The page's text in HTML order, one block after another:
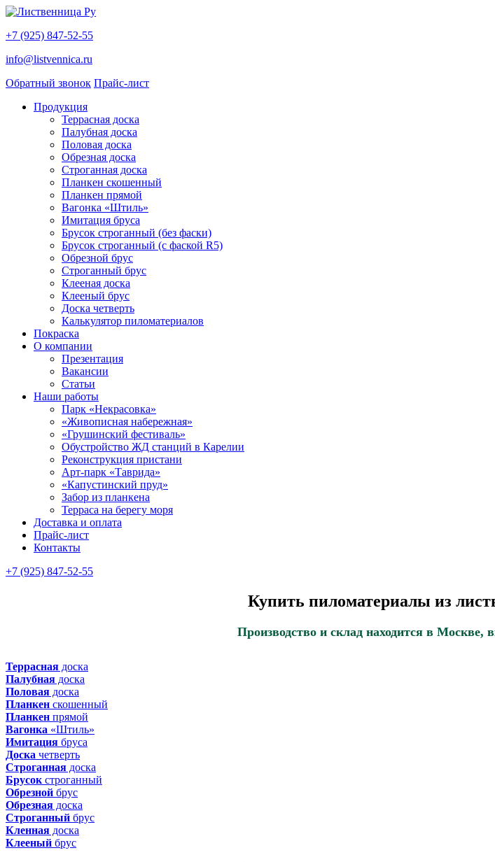
+7 (925) 847-52-55
info@listvennica.ru
Обратный звонок Прайс-лист
Продукция
Террасная доска
Палубная доска
Половая доска
Обрезная доска
Строганная доска
Планкен скошенный
Планкен прямой
Вагонка «Штиль»
Имитация бруса
Брусок строганный (без фаски)
Брусок строганный (с фаской R5)
Обрезной брус
Строганный брус
Клееная доска
Клееный брус
Доска четверть
Калькулятор пиломатериалов
Покраска
О компании
Презентация
Вакансии
Статьи
Наши работы
Парк «Некрасовка»
«Живописная набережная»
«Грушинский фестиваль»
Обустройство ЖД станций в Карелии
Реконструкция пристани
Арт-парк «Таврида»
«Капустинский пруд»
Забор из планкена
Терраса на берегу моря
Доставка и оплата
Прайс-лист
Контакты
+7 (925) 847-52-55
Купить пиломатериалы из
Производство и склад находится в
Террасная доска
Палубная доска
Половая доска
Планкен скошенный
Планкен прямой
Вагонка «Штиль»
Имитация бруса
Доска четверть
Строганная доска
Брусок строганный
Обрезной брус
Обрезная доска
Строганный брус
Кленная доска
Клееный брус